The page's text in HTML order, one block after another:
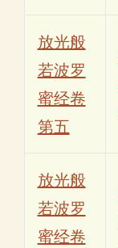
放光般
若波罗
蜜经卷
第五
放光般
若波罗
蜜经卷